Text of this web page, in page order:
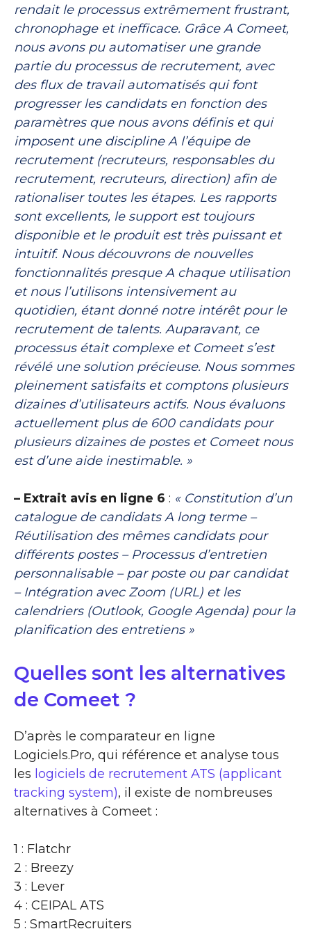
rendait le processus extrêmement frustrant,
chronophage et inefficace. Grâce A Comeet,
nous avons pu automatiser une grande
partie du processus de recrutement, avec
des flux de travail automatisés qui font
progresser les candidats en fonction des
paramètres que nous avons définis et qui
imposent une discipline A l’équipe de
recrutement (recruteurs, responsables du
recrutement, recruteurs, direction) afin de
rationaliser toutes les étapes. Les rapports
sont excellents, le support est toujours
disponible et le produit est très puissant et
intuitif. Nous découvrons de nouvelles
fonctionnalités presque A chaque utilisation
et nous l’utilisons intensivement au
quotidien, étant donné notre intérêt pour le
recrutement de talents. Auparavant, ce
processus était complexe et Comeet s’est
révélé une solution précieuse. Nous sommes
pleinement satisfaits et comptons plusieurs
dizaines d’utilisateurs actifs. Nous évaluons
actuellement plus de 600 candidats pour
plusieurs dizaines de postes et Comeet nous
est d’une aide inestimable. »
– Extrait avis en ligne 6 : « Constitution d’un
catalogue de candidats A long terme –
Réutilisation des mêmes candidats pour
différents postes – Processus d’entretien
personnalisable – par poste ou par candidat
– Intégration avec Zoom (URL) et les
calendriers (Outlook, Google Agenda) pour la
planification des entretiens »
Quelles sont les alternatives
de Comeet ?
D’après le comparateur en ligne
Logiciels.Pro, qui référence et analyse tous
les logiciels de recrutement ATS (applicant
tracking system), il existe de nombreuses
alternatives à Comeet :
1 : Flatchr
2 : Breezy
3 : Lever
4 : CEIPAL ATS
5 : SmartRecruiters